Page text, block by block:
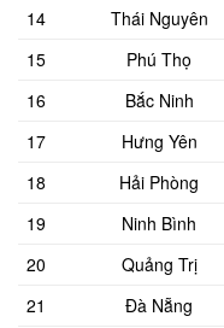
14
Thái Nguyên
15
Phú Thọ
16
Bắc Ninh
17
Hưng Yên
18
Hải Phòng
19
Ninh Bình
20
Quảng Trị
21
Đà Nẵng